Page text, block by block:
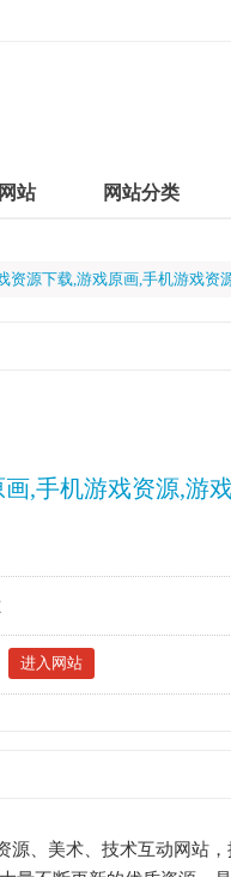
站 网站分类
资源下载,游戏原画,手机游戏资
,手机游戏资源,游
进入网站
、美术、技术互动网站